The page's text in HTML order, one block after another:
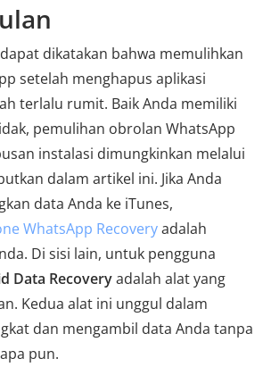
dikatakan bahwa memulihkan
setelah menghapus aplikasi
terlalu rumit. Baik Anda memiliki
pemulihan obrolan WhatsApp
instalasi dimungkinkan melalui
dalam artikel ini. Jika Anda
data Anda ke iTunes,
WhatsApp Recoveryadalah
Di sisi lain, untuk pengguna
Data Recoveryadalah alat yang
Kedua alat ini unggul dalam
dan mengambil data Anda tanpa
pun.